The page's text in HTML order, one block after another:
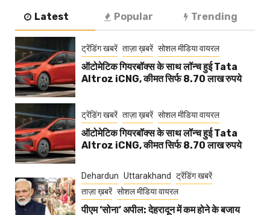
Latest Popular Trending
ट्रेंडिंग खबरें ताज़ा ख़बरें सोशल मीडिया वायरल
ऑटोमेटिक गियरबॉक्स के साथ लॉन्च हुई Tata
Altroz iCNG, कीमत सिर्फ 8.70 लाख रुपये
ट्रेंडिंग खबरें ताज़ा ख़बरें सोशल मीडिया वायरल
ऑटोमेटिक गियरबॉक्स के साथ लॉन्च हुई Tata
Altroz iCNG, कीमत सिर्फ 8.70 लाख रुपये
Dehardun Uttarakhand
ट्रेंडिंग खबरें
ताज़ा ख़बरें सोशल मीडिया वायरल
पीएम ‘सोना’ अपील: देहरादून में कम होने के बजाय